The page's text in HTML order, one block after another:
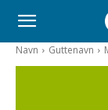
Navn Guttenavn